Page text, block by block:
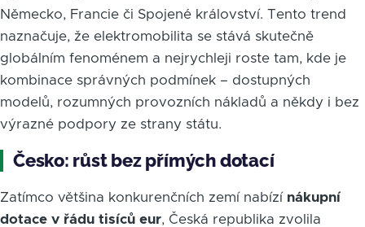
Německo, Francie či Spojené království. Tento trend
naznačuje, že elektromobilita se stává skutečně
globálním fenoménem a nejrychleji roste tam, kde je
kombinace správných podmínek – dostupných
modelů, rozumných provozních nákladů a někdy i bez
výrazné podpory ze strany státu.
Česko: růst bez přímých dotací
Zatímco většina konkurenčních zemí nabízí nákupní
dotace v řádu tisíců eur, Česká republika zvolila